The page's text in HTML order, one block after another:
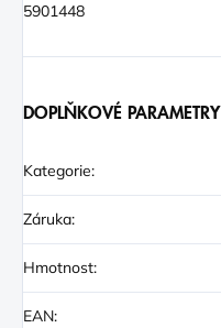
5901448
DOPLŇKOVÉ PARAMETRY
Kategorie:
Záruka:
Hmotnost:
EAN: